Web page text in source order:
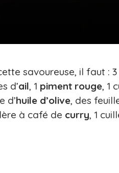
savoureuse, il faut : 3
d’ail, 1 piment rouge, 1
d’huile d’olive, des
à café de curry, 1